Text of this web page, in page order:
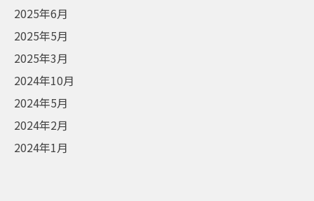
2025年6月
2025年5月
2025年3月
2024年10月
2024年5月
2024年2月
2024年1月